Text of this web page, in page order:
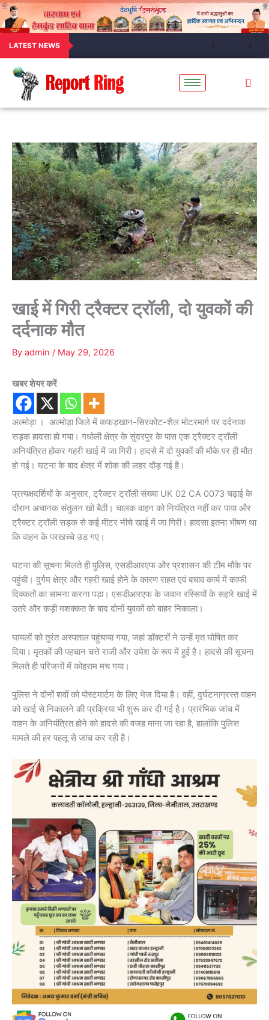
LATEST NEWS
खाई में गिरी ट्रैक्टर ट्रॉली, दो युवकों की
दर्दनाक मौत
By admin / May 29, 2026
खबर शेयर करें
अल्मोड़ा । अल्मोड़ा जिले में कफड़खान-सिरकोट-शैल मोटरमार्ग पर दर्दनाक
सड़क हादसा हो गया। गधोली क्षेत्र के सुंदरपुर के पास एक ट्रैक्टर ट्रॉली
अनियंत्रित होकर गहरी खाई में जा गिरी। हादसे में दो युवकों की मौके पर ही मौत
हो गई। घटना के बाद क्षेत्र में शोक की लहर दौड़ गई है।
प्रत्यक्षदर्शियों के अनुसार, ट्रैक्टर ट्रॉली संख्या UK 02 CA 0073 चढ़ाई के
दौरान अचानक संतुलन खो बैठी। चालक वाहन को नियंत्रित नहीं कर पाया और
ट्रैक्टर ट्रॉली सड़क से कई मीटर नीचे खाई में जा गिरी। हादसा इतना भीषण था
कि वाहन के परखच्चे उड़ गए।
घटना की सूचना मिलते ही पुलिस, एसडीआरएफ और प्रशासन की टीम मौके पर
पहुंची। दुर्गम क्षेत्र और गहरी खाई होने के कारण राहत एवं बचाव कार्य में काफी
दिक्कतों का सामना करना पड़ा। एसडीआरएफ के जवान रस्सियों के सहारे खाई में
उतरे और कड़ी मशक्कत के बाद दोनों युवकों को बाहर निकाला।
घायलों को तुरंत अस्पताल पहुंचाया गया, जहां डॉक्टरों ने उन्हें मृत घोषित कर
दिया। मृतकों की पहचान चत्ते राजी और उमेश के रूप में हुई है। हादसे की सूचना
मिलते ही परिजनों में कोहराम मच गया।
पुलिस ने दोनों शवों को पोस्टमार्टम के लिए भेज दिया है। वहीं, दुर्घटनाग्रस्त वाहन
को खाई से निकालने की प्रक्रिया भी शुरू कर दी गई है। प्रारंभिक जांच में
वाहन के अनियंत्रित होने को हादसे की वजह माना जा रहा है, हालांकि पुलिस
मामले की हर पहलू से जांच कर रही है।